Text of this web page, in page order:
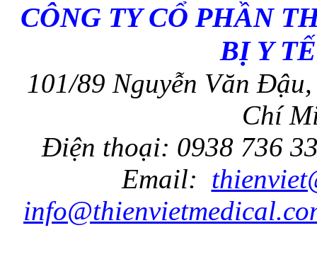
CÔNG TY CỔ PHẦN
BỊ Y
101/89 Nguyễn Văn
Chí
Điện thoại: 0938 736
Email: